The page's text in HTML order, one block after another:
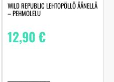
WILD REPUBLIC LEHTOPÖLLÖ ÄÄNELLÄ
– PEHMOLELU
12,90€